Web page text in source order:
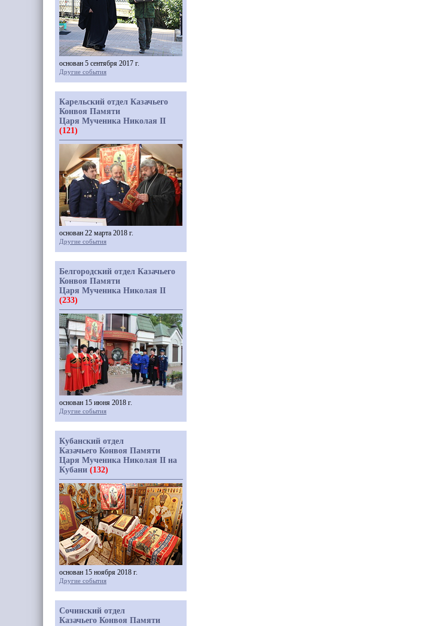
основан 5 сентября 2017 г.
Другие события
Карельский отдел Казачьего
Конвоя Памяти
Царя Мученика Николая II
(121)
основан 22 марта 2018 г.
Другие события
Белгородский отдел Казачьего
Конвоя Памяти
Царя Мученика Николая II
(233)
основан 15 июня 2018 г.
Другие события
Кубанский отдел
Казачьего Конвоя Памяти
Царя Мученика Николая II на
Кубани (132)
основан 15 ноября 2018 г.
Другие события
Сочинский отдел
Казачьего Конвоя Памяти